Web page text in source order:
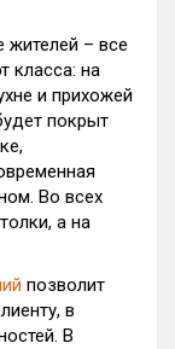
жителей – все
класса: на
и прихожей
покрыт
Во всех
а на
позволит
в
В